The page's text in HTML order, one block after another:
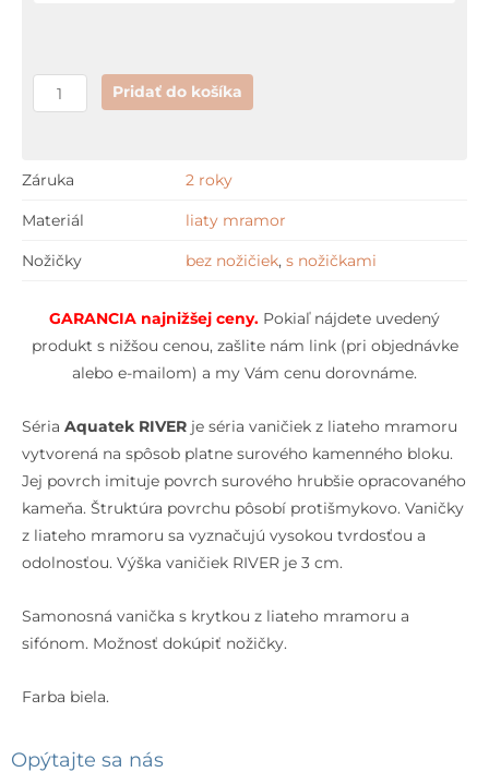
Pridať do košíka
Záruka 2 roky
Materiál liaty mramor
Nožičky bez nožičiek, s nožičkami
GARANCIA najnižšej ceny. Pokiaľ nájdete uvedený
produkt s nižšou cenou, zašlite nám link (pri objednávke
alebo e-mailom) a my Vám cenu dorovnáme.
Séria Aquatek RIVER je séria vaničiek z liateho mramoru
vytvorená na spôsob platne surového kamenného bloku.
Jej povrch imituje povrch surového hrubšie opracovaného
kameňa. Štruktúra povrchu pôsobí protišmykovo. Vaničky
z liateho mramoru sa vyznačujú vysokou tvrdosťou a
odolnosťou. Výška vaničiek RIVER je 3 cm.
Samonosná vanička s krytkou z liateho mramoru a
sifónom. Možnosť dokúpiť nožičky.
Farba biela.
Opýtajte sa nás